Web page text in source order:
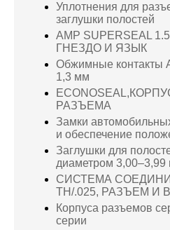
Уплотнения для
заглушки полостей
AMP SUPERSEAL
ГНЕЗДО И ЯЗЫК
Обжимные контакты
1,3 мм
РАЗЪЕМА
Замки
и обеспечение
Заглушки для
диаметром 3,00–3,99
СИСТЕМА
TH/.025, РАЗЪЕМ И
Корпуса разъемов
серии